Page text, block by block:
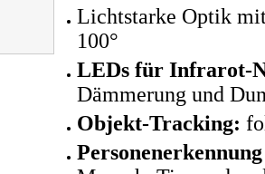
Lichtstarke Optik
100°
LEDs für Infrarot-
Dämmerung und
Objekt-Tracking: